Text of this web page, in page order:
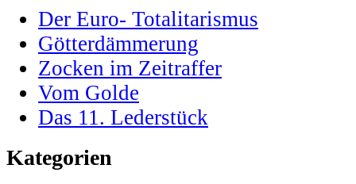
Der Euro- Totalitarismus
Götterdämmerung
Zocken im Zeitraffer
Vom Golde
Das 11. Lederstück
Kategorien